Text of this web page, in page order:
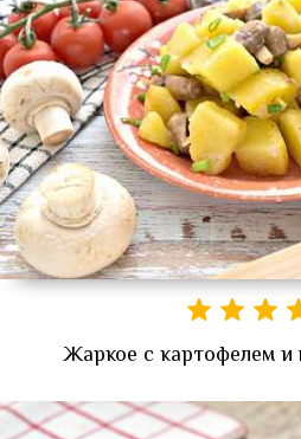
Жаркое с картофелем и